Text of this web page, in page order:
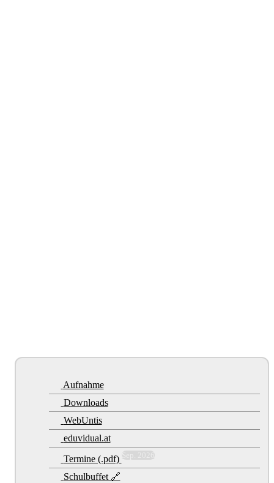
Aufnahme
Downloads
WebUntis
eduvidual.at
Termine (.pdf)
Schulbuffet 🔗